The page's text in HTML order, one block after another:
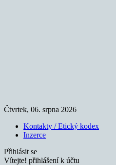
Čtvrtek, 06. srpna 2026
Kontakty / Etický kodex
Inzerce
Přihlásit se
Vítejte! přihlášení k účtu